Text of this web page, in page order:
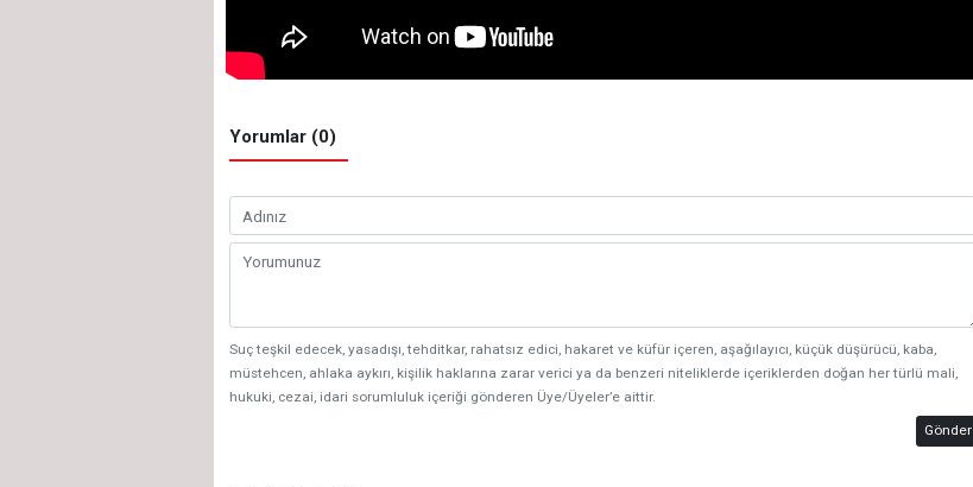
Yorumlar (0)
Suç teşkil edecek, yasadışı, tehditkar, rahatsız edici, hakaret ve küfür içeren, aşağılayıcı, küçük düşürücü, kaba,
müstehcen, ahlaka aykırı, kişilik haklarına zarar verici ya da benzeri niteliklerde içeriklerden doğan her türlü mali,
hukuki, cezai, idari sorumluluk içeriği gönderen Üye/Üyeler’e aittir.
Gönder